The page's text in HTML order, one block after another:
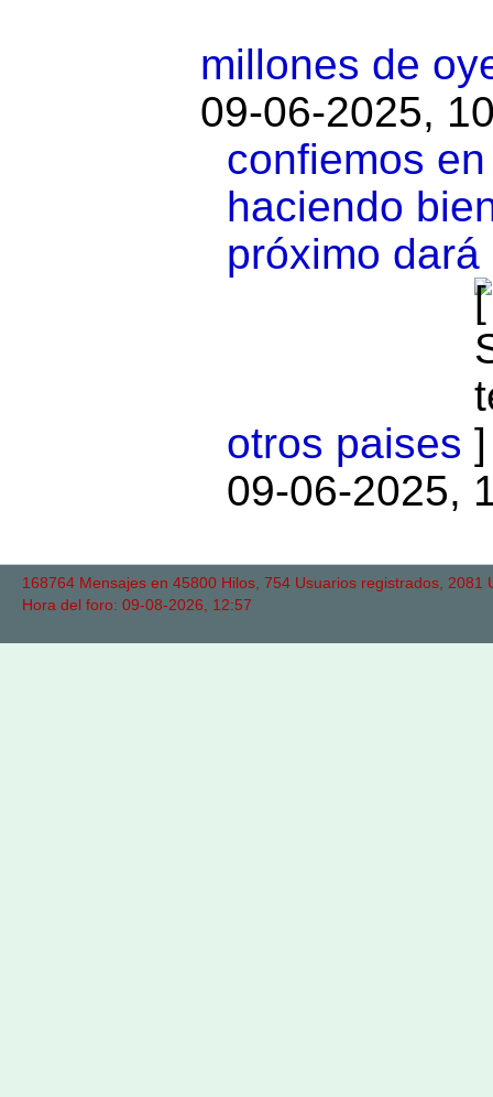
millones de
09-06-2025,
confiemos
haciendo
próximo
otros paises
09-06-2025,
168764 Mensajes en 45800 Hilos, 754 Usuarios registrados,
Hora del foro: 09-08-2026, 12:57